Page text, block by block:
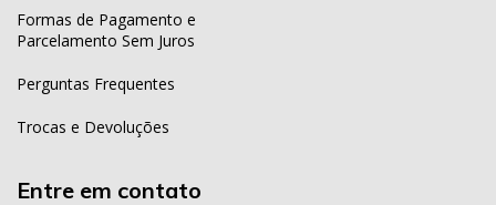
Formas de Pagamento e
Parcelamento Sem Juros
Perguntas Frequentes
Trocas e Devoluções
Entre em contato